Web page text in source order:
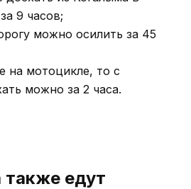
9 часов;
можно осилить за 45
на мотоцикле, то с
можно за 2 часа.
едут